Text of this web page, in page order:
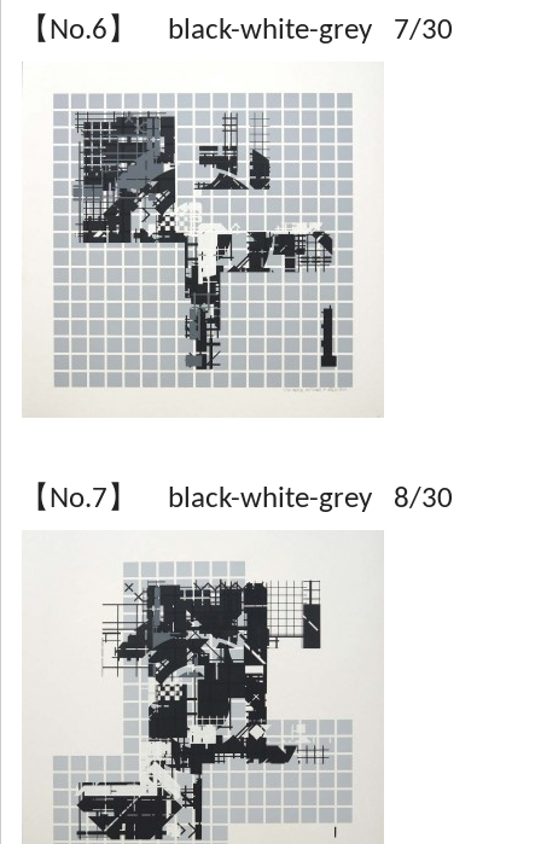
【No.6】 black-white-grey 7/30
【No.7】 black-white-grey 8/30